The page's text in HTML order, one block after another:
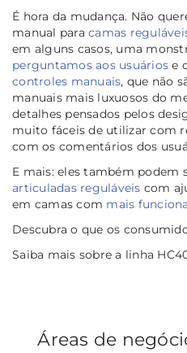
É hora da mudança. Não
manual para camas
em alguns casos, uma
perguntamos aos usuários e
controles manuais, que não
manuais mais luxuosos do
detalhes pensados pelos
muito fáceis de utilizar com
com os comentários dos
E mais: eles também podem
articuladas reguláveis com
em camas com mais
Descubra o que os
Saiba mais sobre a linha
Áreas de